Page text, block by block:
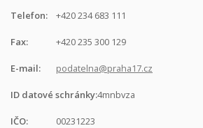
Telefon: +420 234 683 111
Fax: +420 235 300 129
E-mail: podatelna@praha17.cz
ID datové schránky:4mnbvza
IČO: 00231223